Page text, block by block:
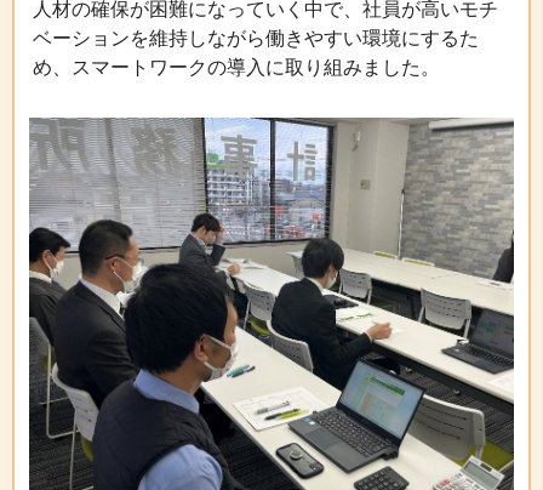
人材の確保が困難になっていく中で、社員が高いモチ
ベーションを維持しながら働きやすい環境にするた
め、スマートワークの導入に取り組みました。